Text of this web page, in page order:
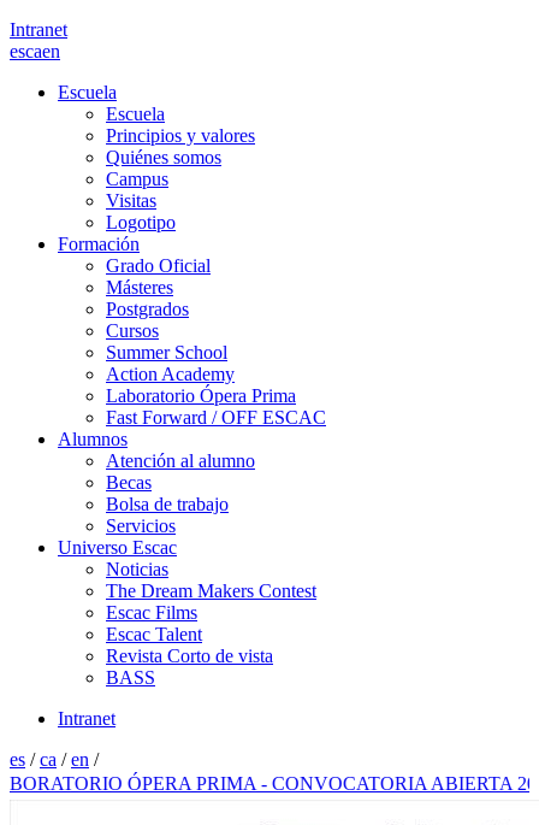
Intranet
escaen
Escuela
Escuela
Principios y valores
Quiénes somos
Campus
Visitas
Logotipo
Formación
Grado Oficial
Másteres
Postgrados
Cursos
Summer School
Action Academy
Laboratorio Ópera Prima
Fast Forward / OFF ESCAC
Alumnos
Atención al alumno
Becas
Bolsa de trabajo
Servicios
Universo Escac
Noticias
The Dream Makers Contest
Escac Films
Escac Talent
Revista Corto de vista
BASS
Intranet
es /ca /en /
ÓPERA PRIMA - CONVOCATORIA ABIERTA 2026